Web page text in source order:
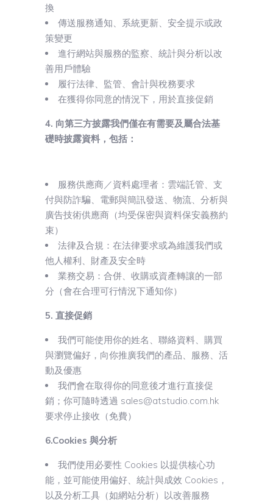
換
傳送服務通知、系統更新、安全提示或政
策變更
進行網站與服務的監察、統計與分析以改
善用戶體驗
履行法律、監管、會計與稅務要求
在獲得你同意的情況下，用於直接促銷
4. 向第三方披露我們僅在有需要及屬合法基
礎時披露資料，包括：
服務供應商／資料處理者：雲端託管、支
付與防詐騙、電郵與簡訊發送、物流、分析與
廣告技術供應商（均受保密與資料保安義務約
束）
法律及合規：在法律要求或為維護我們或
他人權利、財產及安全時
業務交易：合併、收購或資產轉讓的一部
分（會在合理可行情況下通知你）
5. 直接促銷
我們可能使用你的姓名、聯絡資料、購買
與瀏覽偏好，向你推廣我們的產品、服務、活
動及優惠
我們會在取得你的同意後才進行直接促
銷；你可隨時透過 sales@atstudio.com.hk
要求停止接收（免費）
6.Cookies 與分析
我們使用必要性 Cookies 以提供核心功
能，並可能使用偏好、統計與成效 Cookies，
以及分析工具（如網站分析）以改善服務